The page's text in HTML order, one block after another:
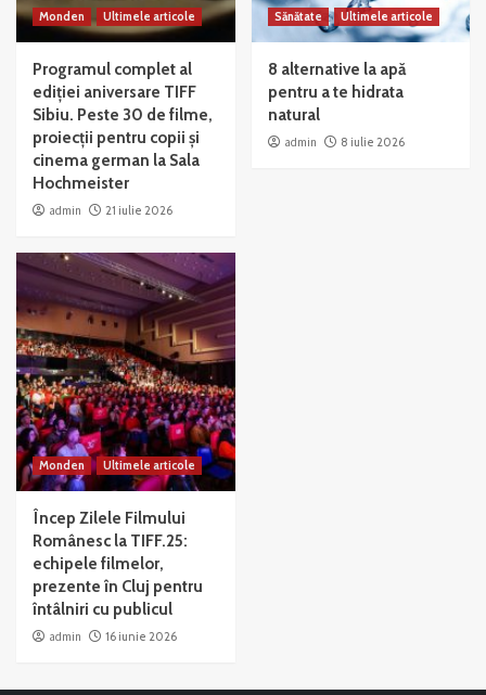
Monden Ultimele articole
Programul complet al
ediției aniversare TIFF
Sibiu. Peste 30 de filme,
proiecții pentru copii și
cinema german la Sala
Hochmeister
admin 21 iulie 2026
Sănătate Ultimele articole
8 alternative la apă
pentru a te hidrata
natural
admin 8 iulie 2026
Monden Ultimele articole
Încep Zilele Filmului
Românesc la TIFF.25:
echipele filmelor,
prezente în Cluj pentru
întâlniri cu publicul
admin 16 iunie 2026